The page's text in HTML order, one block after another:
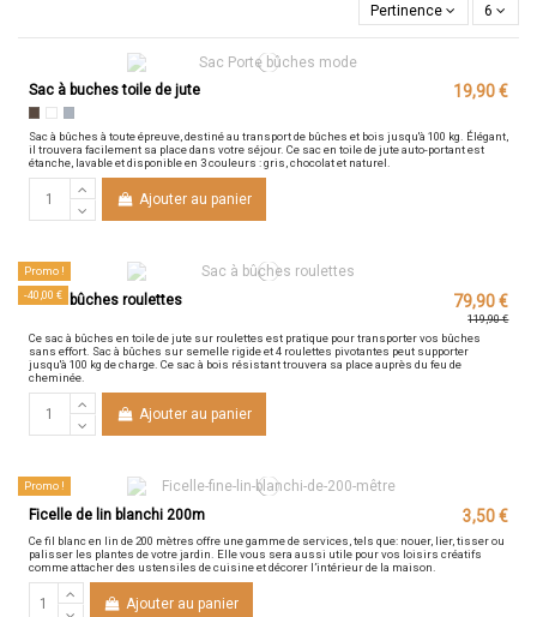
Pertinence 6
Sac à buches toile de jute 19,90 €
Sac à bûches à toute épreuve, destiné au transport de bûches et bois jusqu'à 100 kg. Élégant,
il trouvera facilement sa place dans votre séjour. Ce sac en toile de jute auto-portant est
étanche, lavable et disponible en 3 couleurs : gris, chocolat et naturel.
Ajouter au panier
Promo !
-40,00 €
Sac à bûches roulettes 79,90 €
119,90 €
Ce sac à bûches en toile de jute sur roulettes est pratique pour transporter vos bûches
sans effort. Sac à bûches sur semelle rigide et 4 roulettes pivotantes peut supporter
jusqu'à 100 kg de charge. Ce sac à bois résistant trouvera sa place auprès du feu de
cheminée.
Ajouter au panier
Promo !
Ficelle de lin blanchi 200m 3,50 €
Ce fil blanc en lin de 200 mètres offre une gamme de services, tels que: nouer, lier, tisser ou
palisser les plantes de votre jardin. Elle vous sera aussi utile pour vos loisirs créatifs
comme attacher des ustensiles de cuisine et décorer l’intérieur de la maison.
Ajouter au panier